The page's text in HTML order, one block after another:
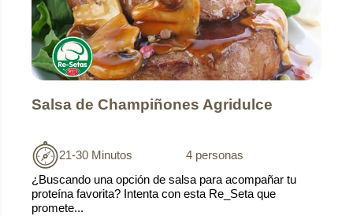
Salsa de Champiñones Agridulce
21-30 Minutos
4 personas
¿Buscando una opción de salsa para acompañar tu
proteína favorita? Intenta con esta Re_Seta que
promete...